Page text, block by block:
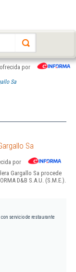
por
Sa
Sa
por
Gargallo Sa procede
D&B S.A.U. (S.M.E.).
servicio de restaurante